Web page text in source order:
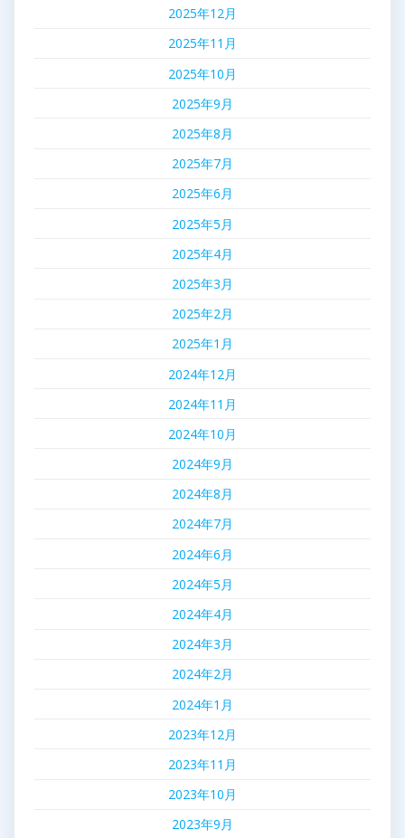
2025年12月
2025年11月
2025年10月
2025年9月
2025年8月
2025年7月
2025年6月
2025年5月
2025年4月
2025年3月
2025年2月
2025年1月
2024年12月
2024年11月
2024年10月
2024年9月
2024年8月
2024年7月
2024年6月
2024年5月
2024年4月
2024年3月
2024年2月
2024年1月
2023年12月
2023年11月
2023年10月
2023年9月